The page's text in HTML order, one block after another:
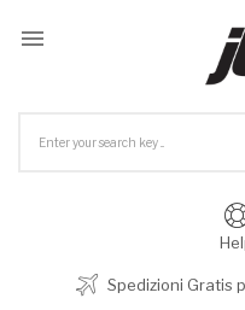

Spedizioni Gratis